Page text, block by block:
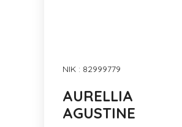
NIK : 82999779
AURELLIA
AGUSTINE